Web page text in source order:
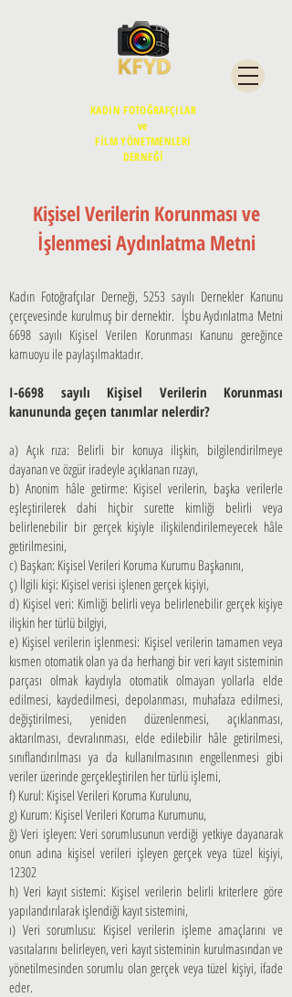
KADIN FOTOĞRAFÇILAR
ve
FİLM YÖNETMENLERİ
DERNEĞİ
Kişisel Verilerin Korunması ve
İşlenmesi Aydınlatma Metni
Kadın Fotoğrafçılar Derneği, 5253 sayılı Dernekler Kanunu
çerçevesinde kurulmuş bir dernektir. İşbu Aydınlatma Metni
6698 sayılı Kişisel Verilen Korunması Kanunu gereğince
kamuoyu ile paylaşılmaktadır.
I-6698 sayılı Kişisel Verilerin Korunması
kanununda geçen tanımlar nelerdir?
a) Açık rıza: Belirli bir konuya ilişkin, bilgilendirilmeye
dayanan ve özgür iradeyle açıklanan rızayı,
b) Anonim hâle getirme: Kişisel verilerin, başka verilerle
eşleştirilerek dahi hiçbir surette kimliği belirli veya
belirlenebilir bir gerçek kişiyle ilişkilendirilemeyecek hâle
getirilmesini,
c) Başkan: Kişisel Verileri Koruma Kurumu Başkanını,
ç) İlgili kişi: Kişisel verisi işlenen gerçek kişiyi,
d) Kişisel veri: Kimliği belirli veya belirlenebilir gerçek kişiye
ilişkin her türlü bilgiyi,
e) Kişisel verilerin işlenmesi: Kişisel verilerin tamamen veya
kısmen otomatik olan ya da herhangi bir veri kayıt sisteminin
parçası olmak kaydıyla otomatik olmayan yollarla elde
edilmesi, kaydedilmesi, depolanması, muhafaza edilmesi,
değiştirilmesi, yeniden düzenlenmesi, açıklanması,
aktarılması, devralınması, elde edilebilir hâle getirilmesi,
sınıflandırılması ya da kullanılmasının engellenmesi gibi
veriler üzerinde gerçekleştirilen her türlü işlemi,
f) Kurul: Kişisel Verileri Koruma Kurulunu,
g) Kurum: Kişisel Verileri Koruma Kurumunu,
ğ) Veri işleyen: Veri sorumlusunun verdiği yetkiye dayanarak
onun adına kişisel verileri işleyen gerçek veya tüzel kişiyi,
12302
h) Veri kayıt sistemi: Kişisel verilerin belirli kriterlere göre
yapılandırılarak işlendiği kayıt sistemini,
ı) Veri sorumlusu: Kişisel verilerin işleme amaçlarını ve
vasıtalarını belirleyen, veri kayıt sisteminin kurulmasından ve
yönetilmesinden sorumlu olan gerçek veya tüzel kişiyi, ifade
eder.